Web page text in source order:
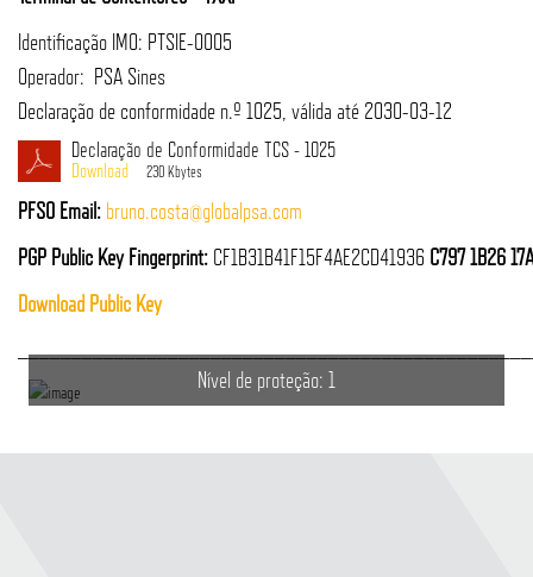
Identificação IMO: PTSIE-0005
Operador: PSA Sines
Declaração de conformidade n.º 1025, válida até 2030-03-12
Declaração de Conformidade TCS - 1025
230 Kbytes
PFSO Email: bruno.costa@globalpsa.com
PGP Public Key Fingerprint: CF1B31B41F15F4AE2CD41936 C797 1B26
Download Public Key
Nível de proteção: 1